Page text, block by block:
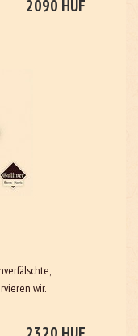
2090 HUF
wir.